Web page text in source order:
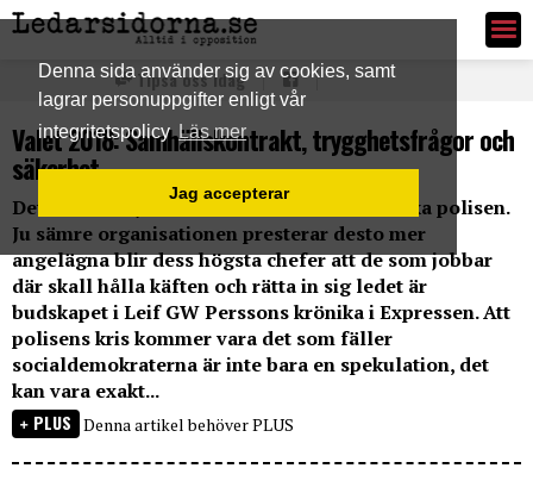
Denna sida använder sig av cookies, samt
lagrar personuppgifter enligt vår
integritetspolicy Läs mer
Jag accepterar
Ledarsidorna.se
Tipsa oss idag
Valet 2018: Samhällskontrakt, trygghetsfrågor och
säkerhet.
Det finns en tystnadskultur inom den svenska polisen.
Ju sämre organisationen presterar desto mer
angelägna blir dess högsta chefer att de som jobbar
där skall hålla käften och rätta in sig ledet är
budskapet i Leif GW Perssons krönika i Expressen. Att
polisens kris kommer vara det som fäller
socialdemokraterna är inte bara en spekulation, det
kan vara exakt...
PLUS Denna artikel behöver PLUS